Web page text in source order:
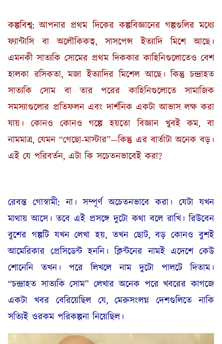
কল্পবিশ্ব: আপনার প্রথম দিকের কল্পবিজ্ঞানের গল্পগুলির মধ্যে
ফ্যান্টাসি বা অলৌকিকত্ব, সাসপেন্স ইত্যাদি মিশে আছে।
এমনকী সাত্যকি সোমের প্রথম দিককার কাহিনিগুলোতেও বেশ
হালকা রসিকতা, মজা ইত্যাদির মিশেল আছে। কিন্তু চন্দ্রাহত
সাত্যকি সোম বা তার পরের কাহিনিগুলোতে সামাজিক
সমস্যাগুলোর প্রতিফলন এবং দার্শনিক একটা আভাস লক্ষ করা
যায়। কোনও কোনও গল্পে হয়তো বিজ্ঞান খুবই কম, বা
নামমাত্র, যেমন “গেছো-মাস্টার”—কিন্তু এর বার্তাটা অনেক বড়।
এই যে পরিবর্তন, এটা কি সচেতনভাবেই করা?
রেবন্ত গোস্বামী: না। সম্পূর্ণ অচেতনভাবে করা। যেটা যখন
মাথায় আসে। তবে এই প্রসঙ্গে দুটো কথা বলে রাখি। রিউবেন
বুশের গল্পটি যখন লেখা হয়, তখন ছোট, বড় কোনও বুশই
আমেরিকার প্রেসিডেন্ট হননি। ক্লিন্টনের নামই এদেশে কেউ
শোনেনি তখন। পরে লিখলে নাম দুটো পালটে দিতাম।
“চন্দ্রাহত সাত্যকি সোম” লেখার অনেক পরে খবরের কাগজে
একটা খবর বেরিয়েছিল যে, মেরুসংলগ্ন দেশগুলিতে নাকি
সত্যিই ওরকম পরিকল্পনা নিয়েছিল।